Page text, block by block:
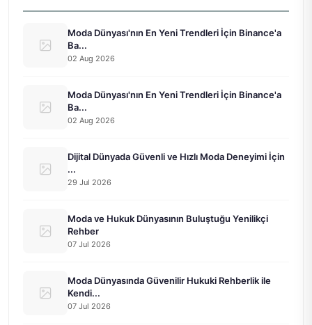
Moda Dünyası'nın En Yeni Trendleri İçin Binance'a
Ba...
02 Aug 2026
Moda Dünyası'nın En Yeni Trendleri İçin Binance'a
Ba...
02 Aug 2026
Dijital Dünyada Güvenli ve Hızlı Moda Deneyimi İçin
...
29 Jul 2026
Moda ve Hukuk Dünyasının Buluştuğu Yenilikçi
Rehber
07 Jul 2026
Moda Dünyasında Güvenilir Hukuki Rehberlik ile
Kendi...
07 Jul 2026